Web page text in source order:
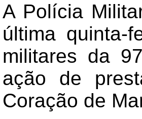
A Polícia
última quinta-
militares da
ação de
Coração de